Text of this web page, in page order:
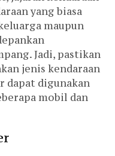
yang biasa
maupun
Jadi, pastikan
jenis kendaraan
dapat digunakan
mobil dan